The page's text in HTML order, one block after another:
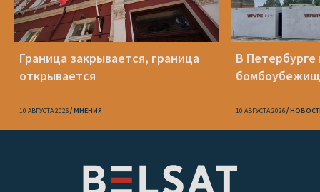
Граница закрывается, граница
открывается
10 АВГУСТА 2026 МНЕНИЯ
В Петербурге
10 АВГУСТА 2026